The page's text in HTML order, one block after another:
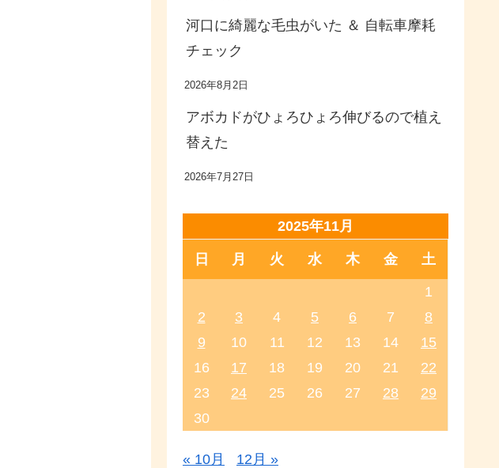
河口に綺麗な毛虫がいた ＆ 自転車摩耗
チェック
2026年8月2日
アボカドがひょろひょろ伸びるので植え
替えた
2026年7月27日
2025年11月
日 月 火 水 木 金 土
1
2
3 4 5 6 7
8
9
10 11 12 13 14
15
16
17 18 19 20 21
22
23
24 25 26 27 28
29
30
« 10月 12月 »